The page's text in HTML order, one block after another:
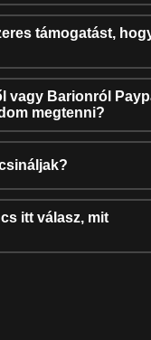
támogatást,
vagy Barionról
megtenni?
itt válasz, mit